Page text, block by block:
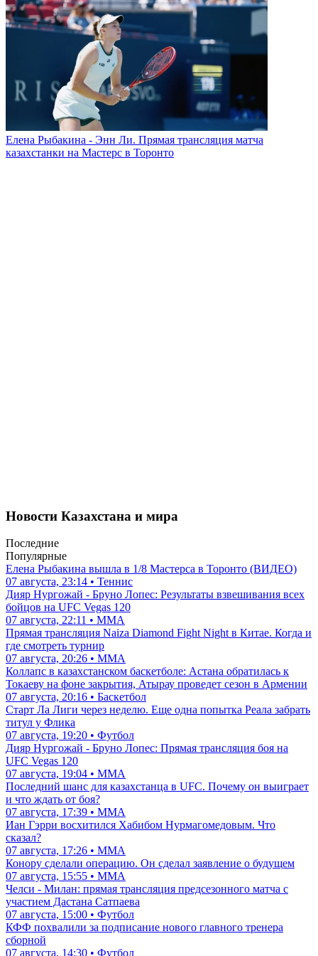
Елена Рыбакина - Энн Ли. Прямая трансляция матча
казахстанки на Мастерс в Торонто
Новости Казахстана и мира
Последние
Популярные
Елена Рыбакина вышла в 1/8 Мастерса в Торонто (ВИДЕО)
07 августа, 23:14 • Теннис
Дияр Нургожай - Бруно Лопес: Результаты взвешивания всех
бойцов на UFC Vegas 120
07 августа, 22:11 • ММА
Прямая трансляция Naiza Diamond Fight Night в Китае. Когда и
где смотреть турнир
07 августа, 20:26 • ММА
Коллапс в казахстанском баскетболе: Астана обратилась к
Токаеву на фоне закрытия, Атырау проведет сезон в Армении
07 августа, 20:16 • Баскетбол
Старт Ла Лиги через неделю. Еще одна попытка Реала забрать
титул у Флика
07 августа, 19:20 • Футбол
Дияр Нургожай - Бруно Лопес: Прямая трансляция боя на
UFC Vegas 120
07 августа, 19:04 • ММА
Последний шанс для казахстанца в UFC. Почему он выиграет
и что ждать от боя?
07 августа, 17:39 • ММА
Иан Гэрри восхитился Хабибом Нурмагомедовым. Что
сказал?
07 августа, 17:26 • ММА
Конору сделали операцию. Он сделал заявление о будущем
07 августа, 15:55 • ММА
Челси - Милан: прямая трансляция предсезонного матча с
участием Дастана Сатпаева
07 августа, 15:00 • Футбол
КФФ похвалили за подписание нового главного тренера
сборной
07 августа, 14:30 • Футбол